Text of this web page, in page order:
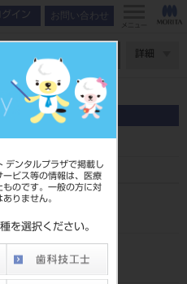
デンタルプラザで掲載し
ービス等の情報は、医療
ものです。一般の方に対
りません。
を選択ください。
グイン お問い合わせ
メニュー
詳細
品目コード
4963931094127